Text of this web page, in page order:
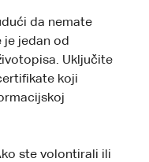
da nemate
je jedan od
Uključite
koji
ste volontirali ili